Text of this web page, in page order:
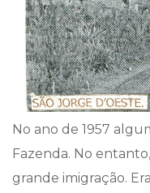
No ano de 1957
Fazenda. No
grande imigração.